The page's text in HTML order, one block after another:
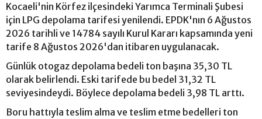
Kocaeli'nin Körfez ilçesindeki Yarımca Terminali Şubesi
için LPG depolama tarifesi yenilendi. EPDK'nın 6 Ağustos
2026 tarihli ve 14784 sayılı Kurul Kararı kapsamında yeni
tarife 8 Ağustos 2026'dan itibaren uygulanacak.
Günlük otogaz depolama bedeli ton başına 35,30 TL
olarak belirlendi. Eski tarifede bu bedel 31,32 TL
seviyesindeydi. Böylece depolama bedeli 3,98 TL arttı.
Boru hattıyla teslim alma ve teslim etme bedelleri ton